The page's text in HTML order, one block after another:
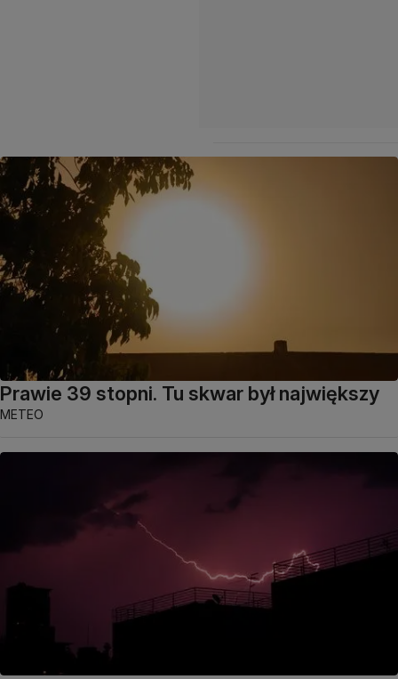
Prawie 39 stopni. Tu skwar był największy
METEO